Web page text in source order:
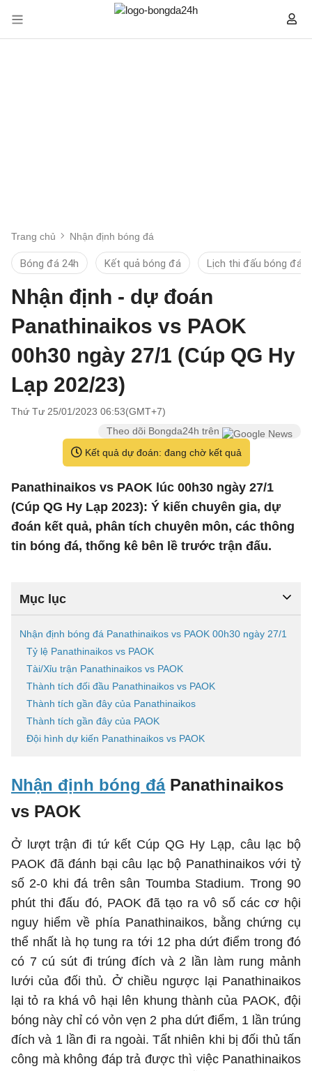
Trang chủ Nhận định bóng đá
Bóng đá 24h Kết quả bóng đá Lịch thi đấu bóng đá
Nhận định - dự đoán
Panathinaikos vs PAOK
00h30 ngày 27/1 (Cúp QG Hy
Lạp 202/23)
Thứ Tư 25/01/2023 06:53(GMT+7)
Theo dõi Bongda24h trên
Kết quả dự đoán: đang chờ kết quả
Panathinaikos vs PAOK lúc 00h30 ngày 27/1
(Cúp QG Hy Lạp 2023): Ý kiến chuyên gia, dự
đoán kết quả, phân tích chuyên môn, các thông
tin bóng đá, thống kê bên lề trước trận đấu.
Mục lục
Nhận định bóng đá Panathinaikos vs PAOK 00h30 ngày 27/1
Tỷ lệ Panathinaikos vs PAOK
Tài/Xỉu trận Panathinaikos vs PAOK
Thành tích đối đầu Panathinaikos vs PAOK
Thành tích gần đây của Panathinaikos
Thành tích gần đây của PAOK
Đội hình dự kiến Panathinaikos vs PAOK
Nhận định bóng đáPanathinaikos
vs PAOK
Ở lượt trận đi tứ kết Cúp QG Hy Lạp, câu lạc bộ
PAOK đã đánh bại câu lạc bộ Panathinaikos với tỷ
số 2-0 khi đá trên sân Toumba Stadium. Trong 90
phút thi đấu đó, PAOK đã tạo ra vô số các cơ hội
nguy hiểm về phía Panathinaikos, bằng chứng cụ
thể nhất là họ tung ra tới 12 pha dứt điểm trong đó
có 7 cú sút đi trúng đích và 2 lần làm rung mảnh
lưới của đối thủ. Ở chiều ngược lại Panathinaikos
lại tỏ ra khá vô hại lên khung thành của PAOK, đội
bóng này chỉ có vỏn vẹn 2 pha dứt điểm, 1 lần trúng
đích và 1 lần đi ra ngoài. Tất nhiên khi bị đối thủ tấn
công mà không đáp trả được thì việc Panathinaikos